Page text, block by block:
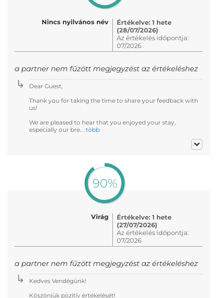
Nincs nyilvános név
Értékelve: 1 hete
(28/07/2026)
Az értékelés időpontja:
07/2026
a partner nem fűzött megjegyzést az értékeléshez
Dear Guest,
Thank you for taking the time to share your feedback with
us!
We are pleased to hear that you enjoyed your stay,
especially our bre... több
90%
Virág
Értékelve: 1 hete
(27/07/2026)
Az értékelés időpontja:
07/2026
a partner nem fűzött megjegyzést az értékeléshez
Kedves Vendégünk!
Köszönjük pozitív értékelését!